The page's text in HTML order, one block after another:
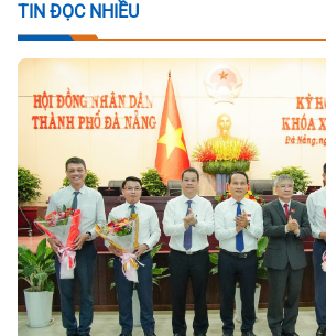
TIN ĐỌC NHIỀU